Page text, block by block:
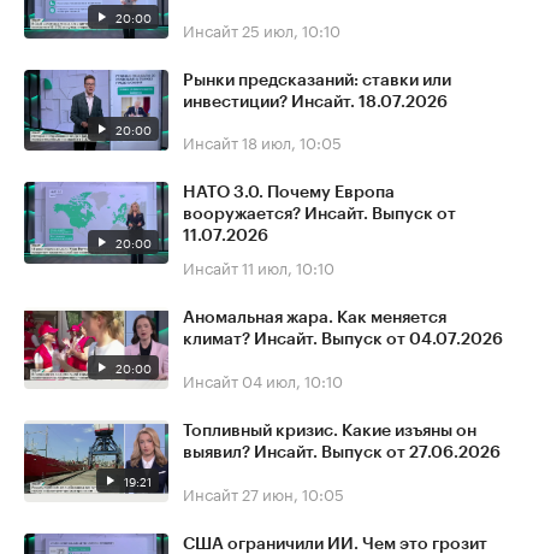
20:00 Инсайт 25 июл, 10:10
20:00
Рынки предсказаний: ставки или
инвестиции? Инсайт. 18.07.2026
Инсайт18 июл, 10:05
20:00
НАТО 3.0. Почему Европа
вооружается? Инсайт. Выпуск от
11.07.2026
Инсайт11 июл, 10:10
20:00
Аномальная жара. Как меняется
климат? Инсайт. Выпуск от 04.07.2026
Инсайт 04 июл, 10:10
19:21
Топливный кризис. Какие изъяны он
выявил? Инсайт. Выпуск от 27.06.2026
Инсайт 27 июн, 10:05
США ограничили ИИ. Чем это грозит